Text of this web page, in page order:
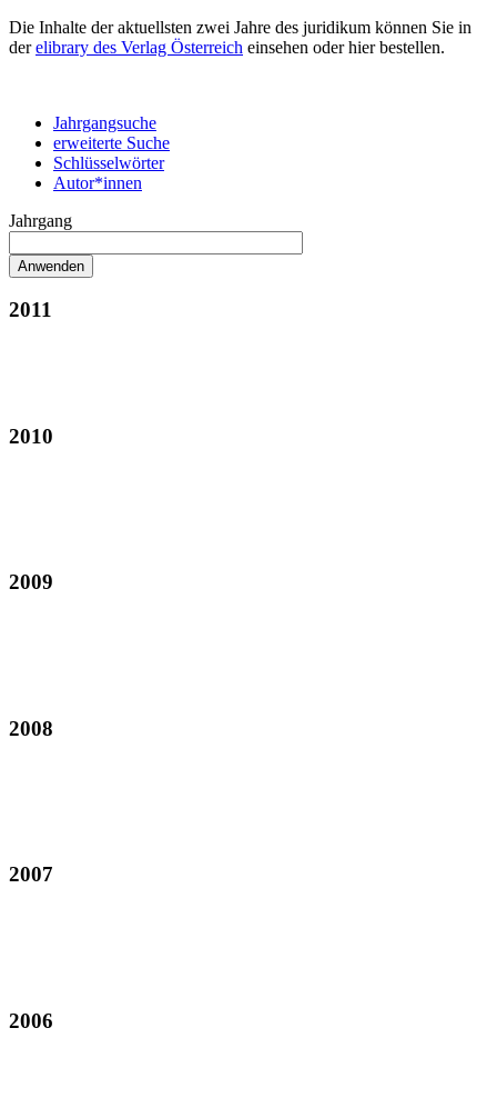
Die Inhalte der aktuellsten zwei Jahre des juridikum können Sie in
derelibrary des Verlag Österreich einsehen oder hier bestellen.
Jahrgangsuche
erweiterte Suche
Schlüsselwörter
Autor*innen
Jahrgang
2011
2010
2009
2008
2007
2006